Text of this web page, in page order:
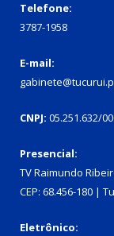
Telefone:
3787-1958
E-mail:
CNPJ: 05.251.632/
Presencial:
TV Raimundo
CEP: 68.456-180 |
Eletrônico: